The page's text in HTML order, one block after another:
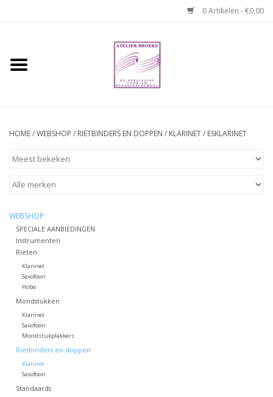
0 Artikelen - €0,00
Home
abonnementen
Verhuur hobo's
Merken
HOME/WEBSHOP / RIETBINDERS EN DOPPEN / KLARINET/ ESKLARINET
WEBSHOP
SPECIALE AANBIEDINGEN
Instrumenten
Rieten
Klarinet
Saxofoon
Hobo
Mondstukken
Klarinet
Saxofoon
Mondstukplakkers
Rietbinders en doppen
Klarinet
Saxofoon
Standaards